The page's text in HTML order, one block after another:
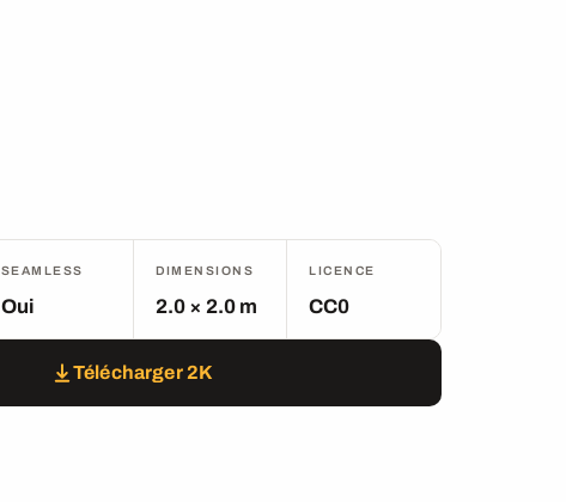
SEAMLESS
Oui
DIMENSIONS
2.0 × 2.0 m
LICENCE
CC0
Télécharger 2K